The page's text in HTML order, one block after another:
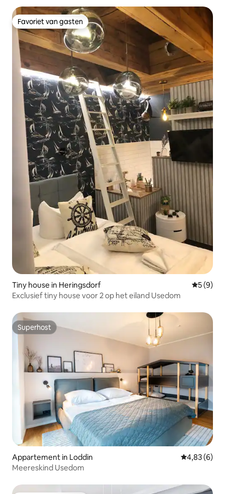
Favoriet van gasten
Favoriet van gasten
Tiny house in Heringsdorf
5 (9)
Exclusief tiny house voor 2 op het eiland Usedom
Superhost
Superhost
Appartement in Loddin Gemiddelde
4,83 (6)
Meereskind Usedom